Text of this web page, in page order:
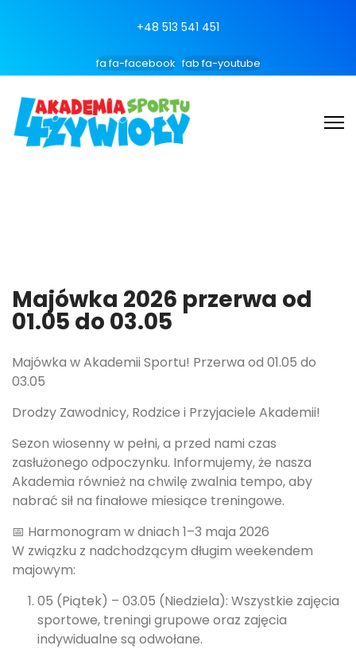
+48 513 541 451
fa fa-facebook fab fa-youtube
Majówka 2026 przerwa od
01.05 do 03.05
Majówka w Akademii Sportu! Przerwa od 01.05 do
03.05
Drodzy Zawodnicy, Rodzice i Przyjaciele Akademii!
Sezon wiosenny w pełni, a przed nami czas
zasłużonego odpoczynku. Informujemy, że nasza
Akademia również na chwilę zwalnia tempo, aby
nabrać sił na finałowe miesiące treningowe.
📅 Harmonogram w dniach 1–3 maja 2026
W związku z nadchodzącym długim weekendem
majowym:
05 (Piątek) – 03.05 (Niedziela): Wszystkie zajęcia
sportowe, treningi grupowe oraz zajęcia
indywidualne są odwołane.